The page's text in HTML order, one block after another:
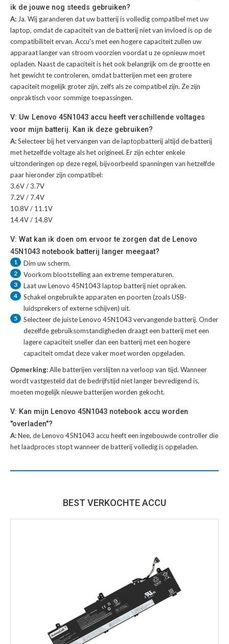
ik de jouwe nog steeds gebruiken?
A: Ja. Wij garanderen dat uw batterij is volledig compatibel met uw
laptop, omdat de capaciteit van de batterij niet van invloed is op de
compatibiliteit ervan. Accu's met een hogere capaciteit zullen uw
apparaat langer van stroom voorzien voordat u ze opnieuw moet
opladen. Naast de capaciteit is het ook belangrijk om de grootte en
het gewicht te controleren, omdat batterijen met een grotere
capaciteit mogelijk groter zijn, zelfs als ze compatibel zijn. Ze zijn
onpraktisch voor sommige toepassingen.
V: Uw Lenovo 45N1043 accu heeft verschillende voltages
voor mijn batterij. Kan ik deze gebruiken?
A:Selecteer bij het vervangen van de laptopbatterij altijd de batterij
met hetzelfde voltage als het origineel. Er zijn echter enkele
uitzonderingen op deze regel, bijvoorbeeld spanningen van hetzelfde
paar hieronder zijn compatibel:
3.6V / 3.7V
7.2V / 7.4V
10.8V / 11.1V
14.4V / 14.8V
V: Wat kan ik doen om ervoor te zorgen dat de Lenovo
45N1043 notebook batterij langer meegaat?
1 Dim uw scherm.
2 Voorkom blootstelling aan extreme temperaturen.
3 Laat uwLenovo 45N1043 laptop batterijniet opraken.
4
Schakel ongebruikte apparaten en poorten (zoals USB-
luidsprekers of externe schijven) uit.
5 Selecteer de juisteLenovo 45N1043 vervangende batterij. Onder
dezelfde gebruiksomstandigheden draagt een batterij met een
lagere capaciteit sneller dan een batterij met een hogere
capaciteit omdat deze vaker moet worden opgeladen.
Opmerking:Alle batterijen verslijten na verloop van tijd. Wanneer
wordt vastgesteld dat de bedrijfstijd niet langer bevredigend is,
moeten mogelijk nieuwe batterijen worden gekocht.
V: Kan mijn Lenovo 45N1043 notebook accu worden
"overladen"?
A:Nee, de Lenovo 45N1043 accu heeft een ingebouwde controller die
het laadproces stopt wanneer de batterij volledig is opgeladen.
BEST VERKOCHTE ACCU